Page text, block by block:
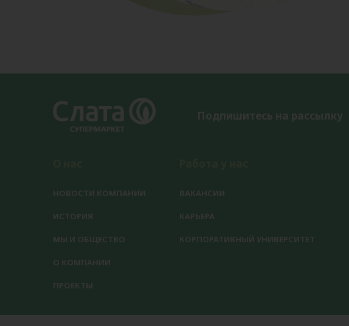
Подпишитесь на рассылку
НОВОСТИ КОМПАНИИ
ИСТОРИЯ
МЫ И ОБЩЕСТВО
О КОМПАНИИ
ПРОЕКТЫ
ВАКАНСИИ
КАРЬЕРА
КОРПОРАТИВНЫЙ УНИВЕРСИТЕТ